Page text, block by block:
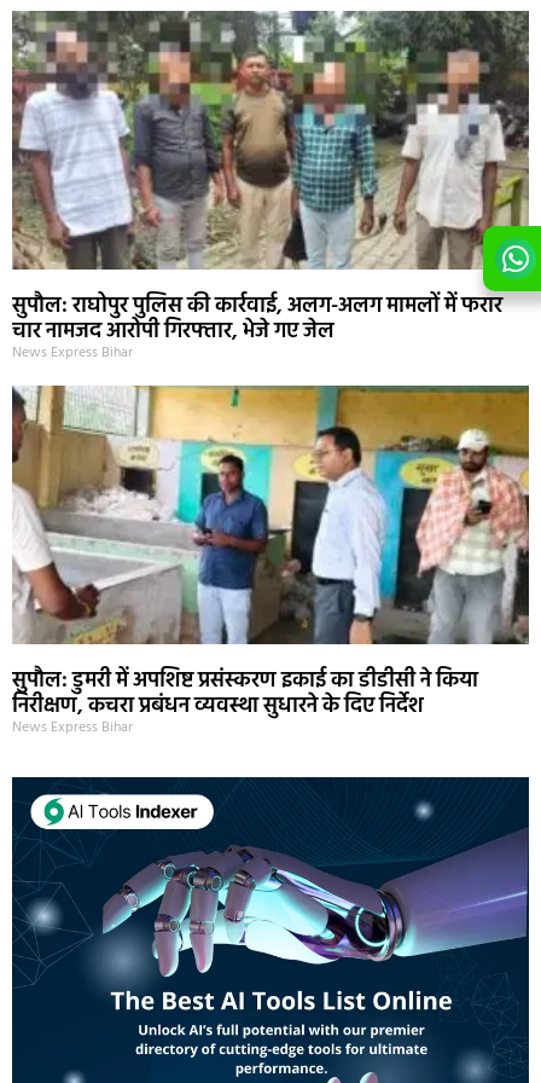
सुपौल: राघोपुर पुलिस की कार्रवाई, अलग-अलग मामलों में फरार
चार नामजद आरोपी गिरफ्तार, भेजे गए जेल
News Express Bihar
सुपौल: डुमरी में अपशिष्ट प्रसंस्करण इकाई का डीडीसी ने किया
निरीक्षण, कचरा प्रबंधन व्यवस्था सुधारने के दिए निर्देश
News Express Bihar